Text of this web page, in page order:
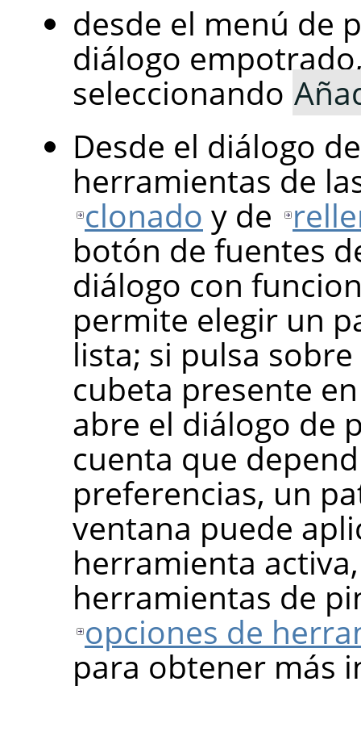
desde el menú de
diálogo
seleccionando
Desde el diálogo
herramientas de
clonado y de
botón de fuentes
diálogo con
permite elegir un
lista; si pulsa
cubeta presente
abre el diálogo de
cuenta que
preferencias, un
ventana puede
herramienta
herramientas de
opciones de
para obtener más